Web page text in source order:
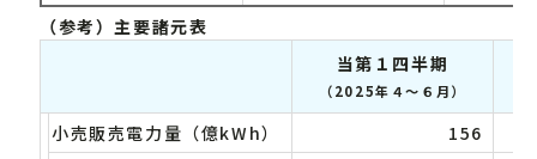
（参考）主要諸元表
当第１四半期
（2025年４～６月）
小売販売電力量（億kWh）
156